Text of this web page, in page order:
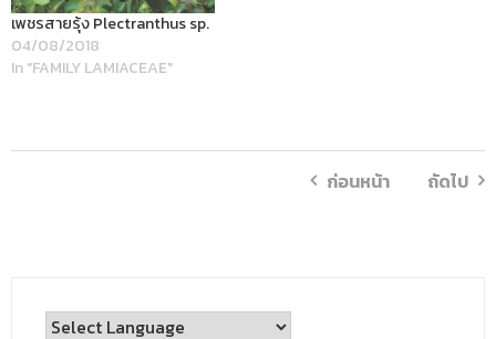
เพชรสายรุ้ง Plectranthus sp.
04/08/2018
In "FAMILY LAMIACEAE"
ก่อนหน้า ถัดไป